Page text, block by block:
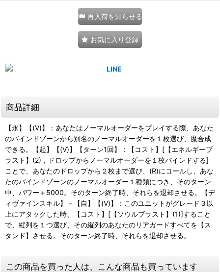
再入荷を知らせる
お気に入り登録
商品詳細
【永】【(V)】：あなたはノーマルオーダーをプレイする際、あなた
のバインドゾーンから別名のノーマルオーダーを１枚選び、魔合成
できる。【起】【(V)】【ターン1回】：【コスト】[【エネルギーブ
ラスト】(2)，ドロップからノーマルオーダーを１枚バインドする]
ことで、あなたのドロップから２枚まで選び、(R)にコールし、あな
たのバインドゾーンのノーマルオーダー１種類につき、そのターン
中、パワー＋5000。そのターン終了時、それらを退却させる。【デ
ィヴァインスキル】－【自】【(V)】：このユニットがグレード３以
上にアタックした時、【コスト】[【ソウルブラスト】(1)]すること
で、縦列を１つ選び、その縦列のあなたのリアガードすべてを【ス
タンド】させる。そのターン終了時、それらを退却させる。
この商品を買った人は、こんな商品も買っています